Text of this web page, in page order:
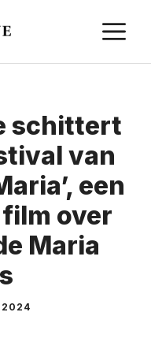
schittert
van
een
over
Maria
2024